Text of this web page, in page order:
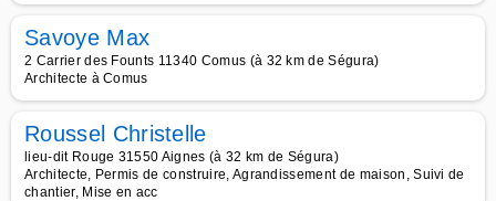
Savoye Max
2 Carrier des Founts 11340 Comus (à 32 km de Ségura)
Architecte à Comus
Roussel Christelle
lieu-dit Rouge 31550 Aignes (à 32 km de Ségura)
Architecte, Permis de construire, Agrandissement de maison, Suivi de
chantier, Mise en acc